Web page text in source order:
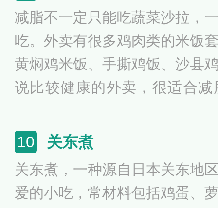
减脂不一定只能吃蔬菜沙拉，
吃。外卖有很多鸡肉类的米饭
黄焖鸡米饭、手撕鸡饭、沙县
说比较健康的外卖，很适合
不要吃鸡皮、不要用菜汤拌饭
豆腐、茄子等吸油的配菜。另
腿饭和鸭腿饭，也是减脂期适
10 关东煮
关东煮，一种源自日本关东地
爱的小吃，常材料包括鸡蛋、